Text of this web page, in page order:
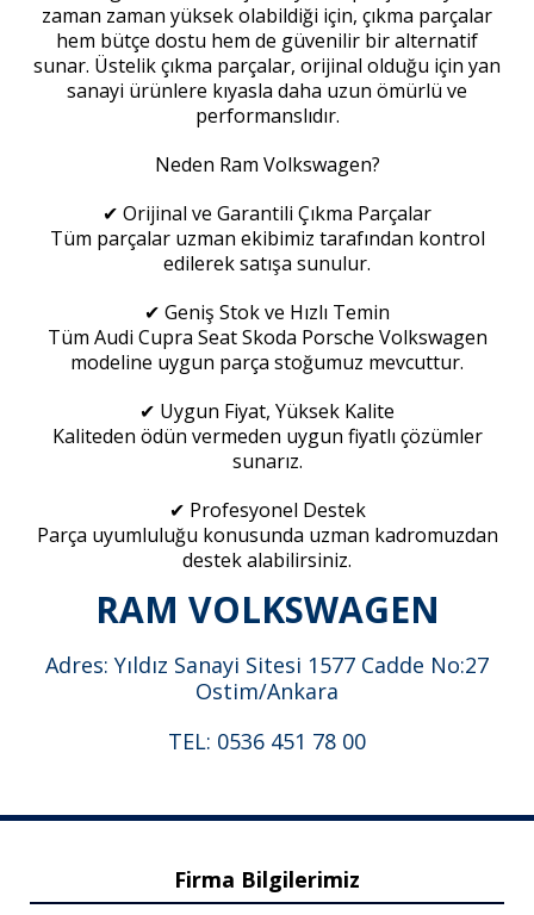
zaman zaman yüksek olabildiği için, çıkma parçalar
hem bütçe dostu hem de güvenilir bir alternatif
sunar. Üstelik çıkma parçalar, orijinal olduğu için yan
sanayi ürünlere kıyasla daha uzun ömürlü ve
performanslıdır.
Neden Ram Volkswagen?
✔ Orijinal ve Garantili Çıkma Parçalar
Tüm parçalar uzman ekibimiz tarafından kontrol
edilerek satışa sunulur.
✔ Geniş Stok ve Hızlı Temin
Tüm Audi Cupra Seat Skoda Porsche Volkswagen
modeline uygun parça stoğumuz mevcuttur.
✔ Uygun Fiyat, Yüksek Kalite
Kaliteden ödün vermeden uygun fiyatlı çözümler
sunarız.
✔ Profesyonel Destek
Parça uyumluluğu konusunda uzman kadromuzdan
destek alabilirsiniz.
RAM VOLKSWAGEN
Adres: Yıldız Sanayi Sitesi 1577 Cadde No:27
Ostim/Ankara
TEL: 0536 451 78 00
Firma Bilgilerimiz